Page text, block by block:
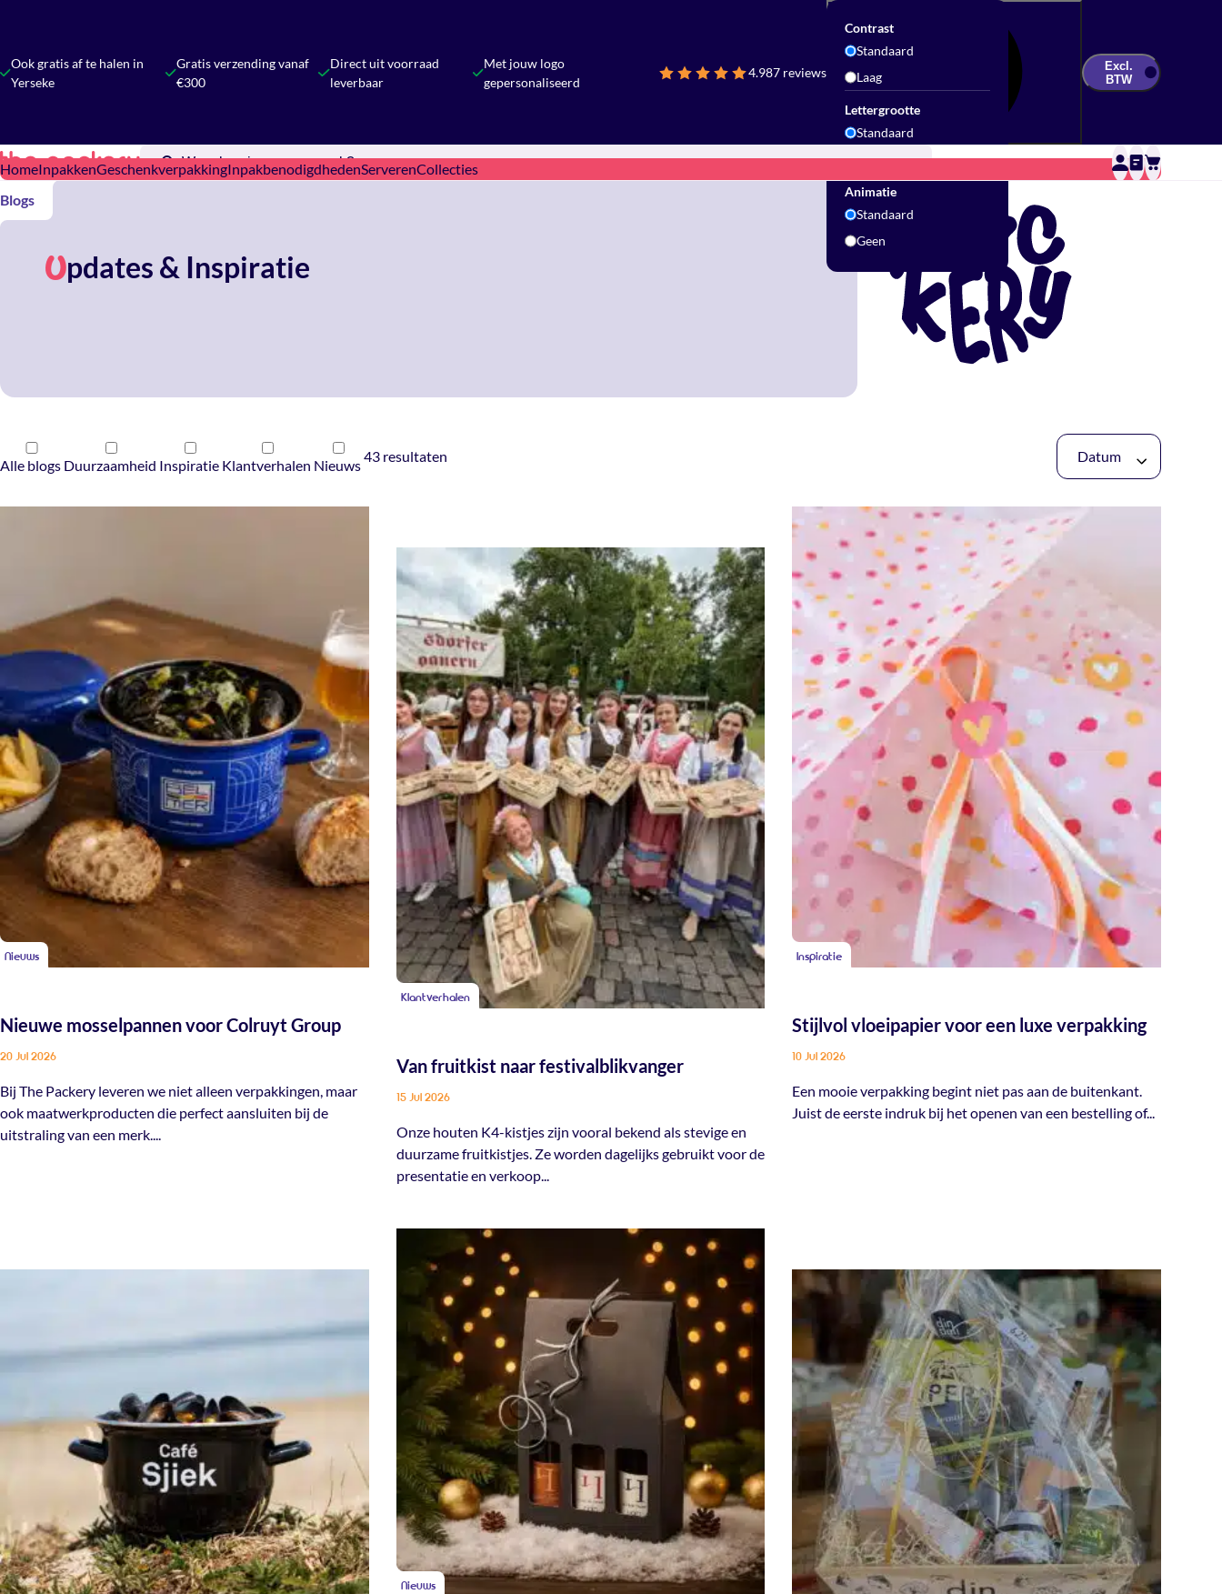
Ook gratis af te halen in
Yerseke
Gratis verzending vanaf
€300
Direct uit voorraad
leverbaar
Met jouw logo
gepersonaliseerd
4.987 reviews
Contrast
Standaard
Laag
Lettergrootte
Standaard
Groot
Animatie
Standaard
Geen
Excl.
BTW
Updates & InspiratieContact
HomeInpakkenGeschenkverpakkingInpakbenodigdhedenServerenCollecties
Blogs
Updates & Inspiratie
Alle blogs Duurzaamheid Inspiratie Klantverhalen Nieuws
43 resultaten Datum
Nieuws
Nieuwe mosselpannen voor Colruyt Group
20 Jul 2026
Bij The Packery leveren we niet alleen verpakkingen, maar
ook maatwerkproducten die perfect aansluiten bij de
uitstraling van een merk....
Klantverhalen
Van fruitkist naar festivalblikvanger
15 Jul 2026
Onze houten K4-kistjes zijn vooral bekend als stevige en
duurzame fruitkistjes. Ze worden dagelijks gebruikt voor de
presentatie en verkoop...
Inspiratie
Stijlvol vloeipapier voor een luxe verpakking
10 Jul 2026
Een mooie verpakking begint niet pas aan de buitenkant.
Juist de eerste indruk bij het openen van een bestelling of...
Nieuws